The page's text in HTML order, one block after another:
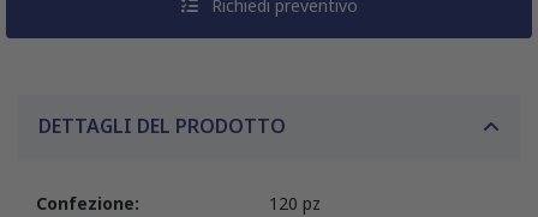
Richiedi preventivo
DETTAGLI DEL PRODOTTO
Confezione:
120 pz